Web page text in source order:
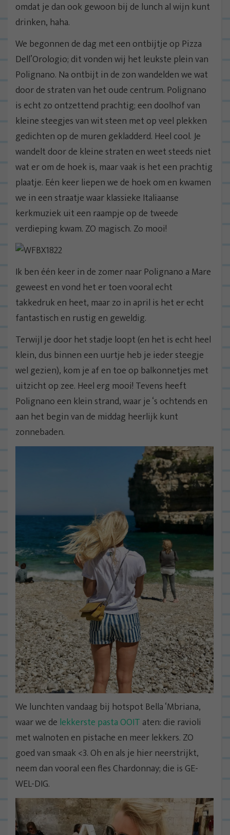
omdat je dan ook gewoon bij de lunch al wijn kunt
drinken, haha.
We begonnen de dag met een ontbijtje op Pizza
Dell’Orologio; dit vonden wij het leukste plein van
Polignano. Na ontbijt in de zon wandelden we wat
door de straten van het oude centrum. Polignano
is echt zo ontzettend prachtig; een doolhof van
kleine steegjes van wit steen met op veel plekken
gedichten op de muren gekladderd. Heel cool. Je
wandelt door de kleine straten en weet steeds niet
wat er om de hoek is, maar vaak is het een prachtig
plaatje. Eén keer liepen we de hoek om en kwamen
we in een straatje waar klassieke Italiaanse
kerkmuziek uit een raampje op de tweede
verdieping kwam. ZO magisch. Zo mooi!
Ik ben één keer in de zomer naar Polignano a Mare
geweest en vond het er toen vooral echt
takkedruk en heet, maar zo in april is het er echt
fantastisch en rustig en geweldig.
Terwijl je door het stadje loopt (en het is echt heel
klein, dus binnen een uurtje heb je ieder steegje
wel gezien), kom je af en toe op balkonnetjes met
uitzicht op zee. Heel erg mooi! Tevens heeft
Polignano een klein strand, waar je ‘s ochtends en
aan het begin van de middag heerlijk kunt
zonnebaden.
We lunchten vandaag bij hotspot Bella ‘Mbriana,
waar we de lekkerste pasta OOIT aten: die ravioli
met walnoten en pistache en meer lekkers. ZO
goed van smaak <3. Oh en als je hier neerstrijkt,
neem dan vooral een fles Chardonnay; die is GE-
WEL-DIG.